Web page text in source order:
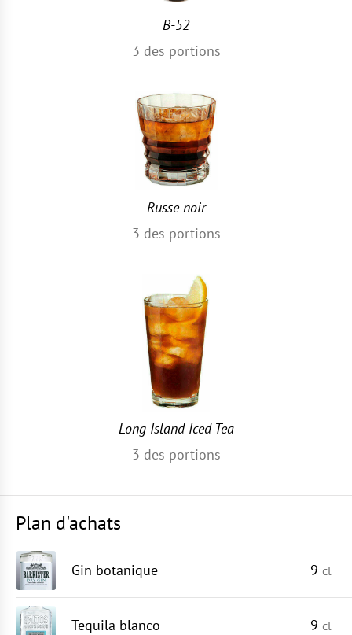
B-52
3 des portions
Russe noir
3 des portions
Long Island Iced Tea
3 des portions
Plan d'achats
Gin botanique 9 cl
Tequila blanco 9 cl